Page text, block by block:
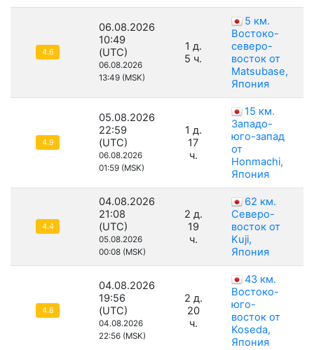
4.6
06.08.2026
10:49
(UTC)
06.08.2026
13:49 (MSK)
1 д.
5 ч.
5 км.
Востоко-
северо-
восток от
Matsubase,
Япония
4.9
05.08.2026
22:59
(UTC)
06.08.2026
01:59 (MSK)
1 д.
17
ч.
15 км.
Западо-
юго-запад
от
Honmachi,
Япония
4.4
04.08.2026
21:08
(UTC)
05.08.2026
00:08 (MSK)
2 д.
19
ч.
62 км.
Северо-
восток от
Kuji,
Япония
4.8
04.08.2026
19:56
(UTC)
04.08.2026
22:56 (MSK)
2 д.
20
ч.
43 км.
Востоко-
юго-
восток от
Koseda,
Япония